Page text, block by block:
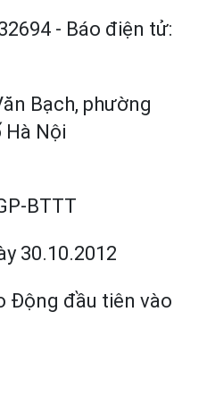
- Báo điện tử:
Bạch, phường
Hà Nội
BTTT
30.10.2012
Động đầu tiên vào